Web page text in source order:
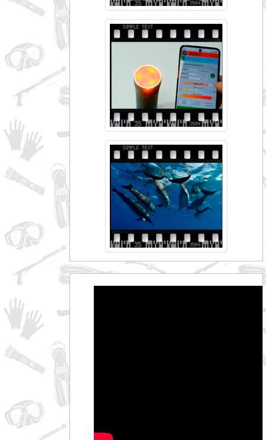
Точное
совпадение
Категории
Производитель
_JSHOP_SEARCH_COINS
от
до
грн